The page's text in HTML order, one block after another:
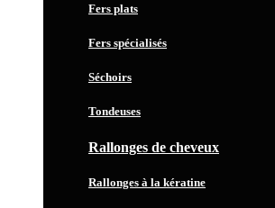
Fers plats
Fers spécialisés
Séchoirs
Tondeuses
Rallonges de cheveux
Rallonges à la kératine